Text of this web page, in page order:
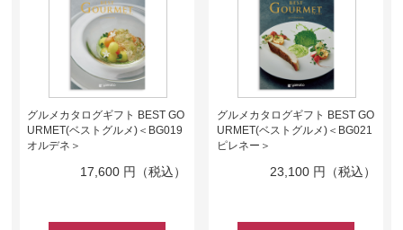
グルメカタログギフト BEST GO
URMET(ベストグルメ)＜BG019
オルデネ＞
17,600 円（税込）
グルメカタログギフト BEST GO
URMET(ベストグルメ)＜BG021
ピレネー＞
23,100 円（税込）